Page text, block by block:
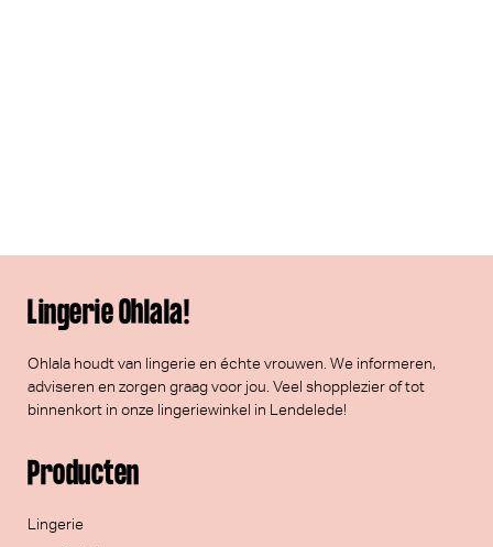
Lingerie Ohlala!
Ohlala houdt van lingerie en échte vrouwen. We informeren,
adviseren en zorgen graag voor jou. Veel shopplezierof tot
binnenkort in onze lingeriewinkel in Lendelede!
Producten
Lingerie